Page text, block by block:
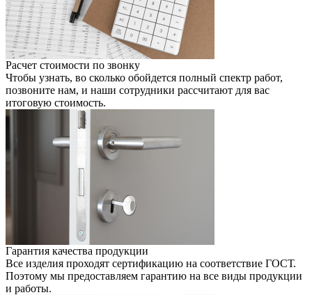
Расчет стоимости по звонку
Чтобы узнать, во сколько обойдется полный спектр работ,
позвоните нам, и наши сотрудники раcсчитают для вас
итоговую стоимость.
Гарантия качества продукции
Все изделия проходят сертификацию на соответствие ГОСТ.
Поэтому мы предоставляем гарантию на все виды продукции
и работы.